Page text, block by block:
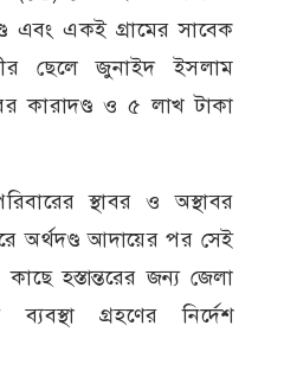
এবং একই গ্রামের সাবেক
ছেলে জুনাইদ ইসলাম
কারাদণ্ড ও ৫ লাখ টাকা
স্থাবর ও অস্থাবর
অর্থদণ্ড আদায়ের পর সেই
হস্তান্তরের জন্য জেলা
গ্রহণের নির্দেশ